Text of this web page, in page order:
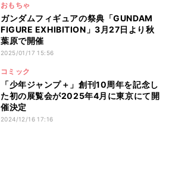
おもちゃ
ガンダムフィギュアの祭典「GUNDAM
FIGURE EXHIBITION」3月27日より秋
葉原で開催
2025/01/17 15:56
コミック
「少年ジャンプ＋」創刊10周年を記念し
た初の展覧会が2025年4月に東京にて開
催決定
2024/12/16 17:16